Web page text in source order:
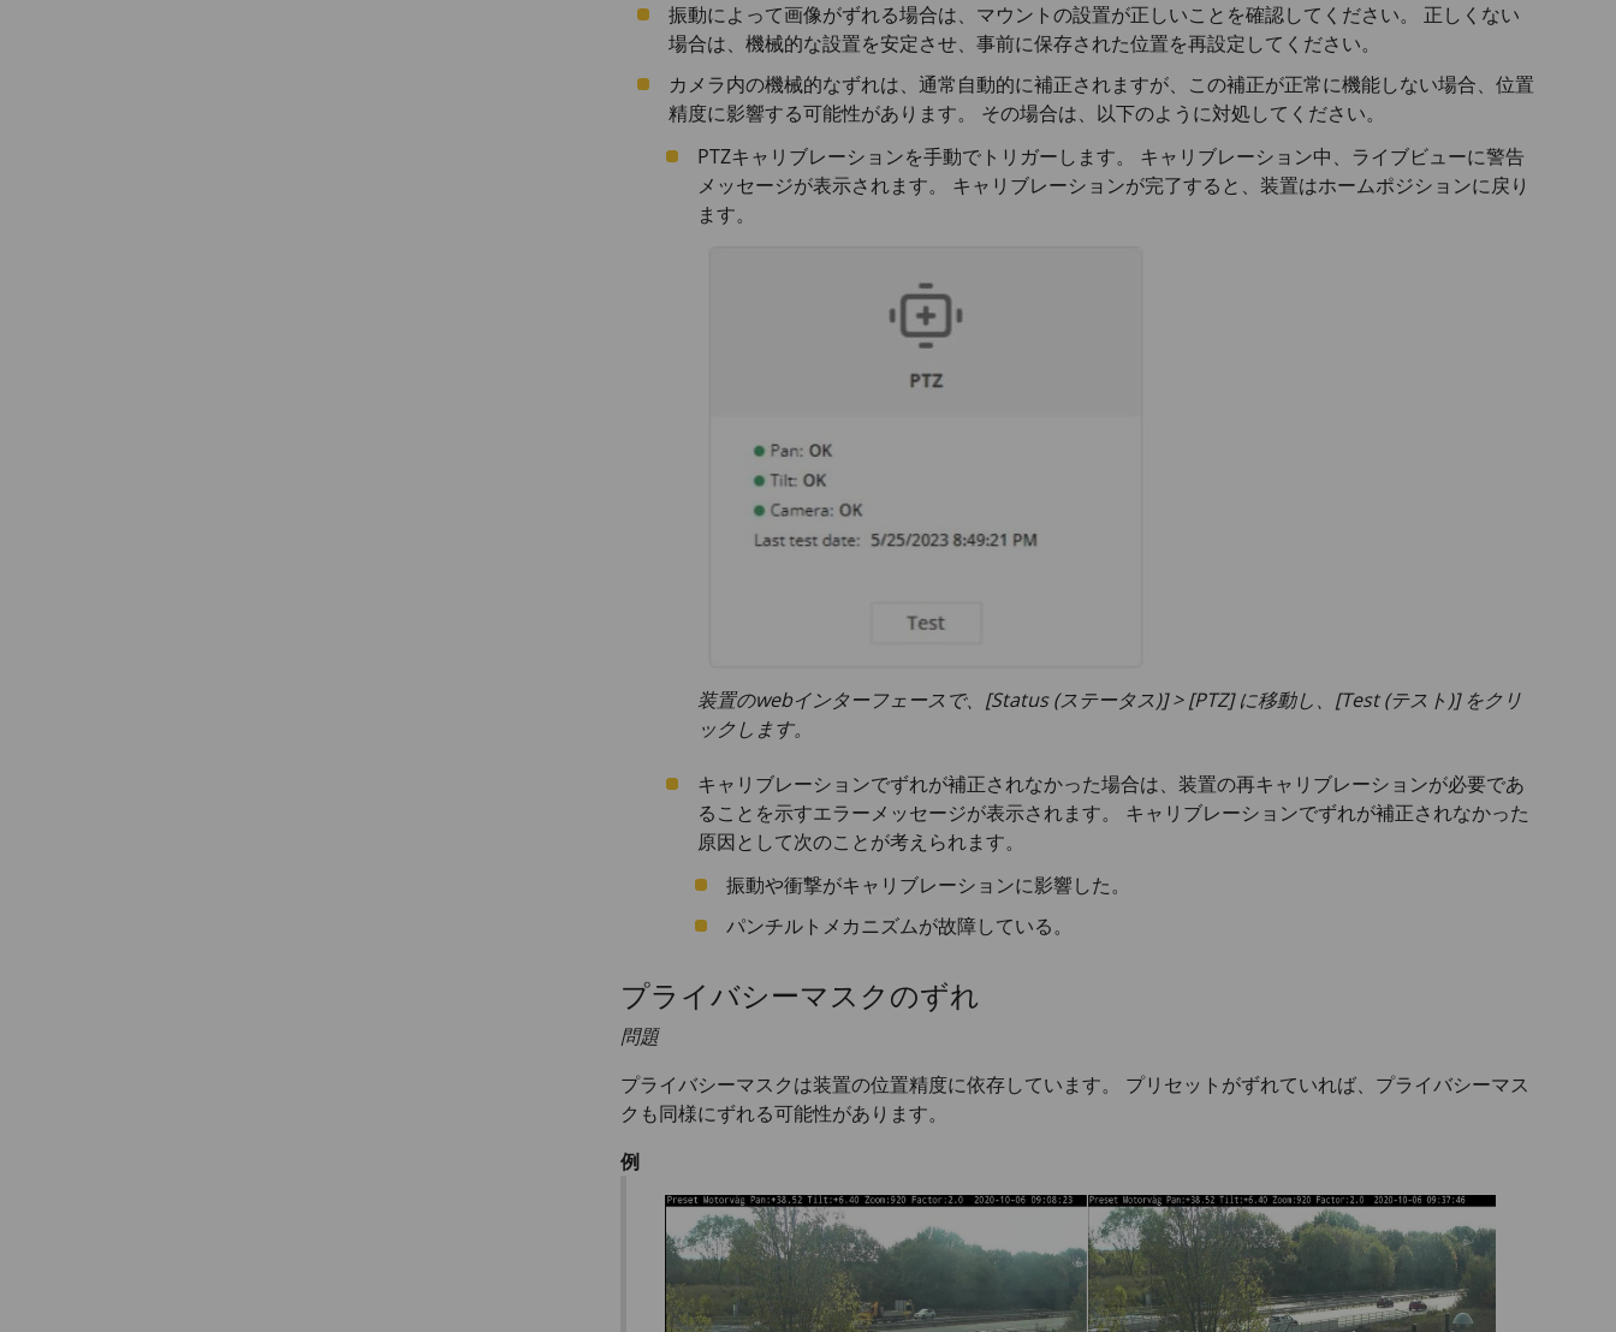
振動によって画像がずれる場合は、マウントの設置が正しいことを確認してください。 正しくない
場合は、機械的な設置を安定させ、事前に保存された位置を再設定してください。
カメラ内の機械的なずれは、通常自動的に補正されますが、この補正が正常に機能しない場合、位置
精度に影響する可能性があります。 その場合は、以下のように対処してください。
PTZキャリブレーションを手動でトリガーします。 キャリブレーション中、ライブビューに警告
メッセージが表示されます。 キャリブレーションが完了すると、装置はホームポジションに戻り
ます。
装置のwebインターフェースで、[Status (ステータス)] > [PTZ] に移動し、[Test (テスト)] をクリ
ックします。
キャリブレーションでずれが補正されなかった場合は、装置の再キャリブレーションが必要であ
ることを示すエラーメッセージが表示されます。 キャリブレーションでずれが補正されなかった
原因として次のことが考えられます。
振動や衝撃がキャリブレーションに影響した。
パンチルトメカニズムが故障している。
プライバシーマスクのずれ
問題
プライバシーマスクは装置の位置精度に依存しています。 プリセットがずれていれば、プライバシーマス
クも同様にずれる可能性があります。
例